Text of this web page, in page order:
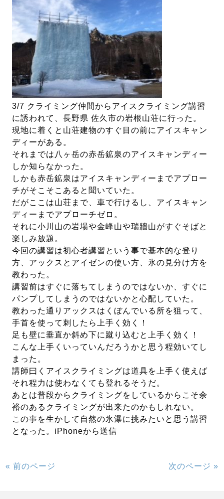
3/7 クライミング仲間からアイスクライミング講習
に誘われて、長野県 佐久市の岩根山荘に行った。
現地に着くと山荘建物のすぐ目の前にアイスキャン
ディーがある。
それまでは八ヶ岳の赤岳鉱泉のアイスキャンディー
しか知らなかった。
しかも赤岳鉱泉はアイスキャンディーまでアプロー
チがそこそこあると聞いていた。
だがここは山荘まで、車で行けるし、アイスキャン
ディーまでアプローチゼロ。
それに小川山の岩場や金峰山や瑞牆山がすぐそばと
楽しみ放題。
今回の講習は初心者講習という事で基本的な登り
方、アックスとアイゼンの使い方、氷の見分け方を
教わった。
講習前はすぐに落ちてしまうのではないか、すぐに
パンプしてしまうのではないかと心配していた。
教わった通りアックスはくぼんでいる所を狙って、
手首を使って刺したら上手く効く！
足も壁に垂直か斜め下に蹴り込むと上手く効く！
こんな上手くいっていんだろうかと思う程効いてし
まった。
講師曰くアイスクライミングは道具を上手く使えば
それ程力は使わなくても登れるそうだ。
あとは普段からクライミングをしているからこそ余
裕のあるクライミングが出来たのかもしれない。
この事を生かして自然の氷瀑に挑みたいと思う講習
となった。iPhoneから送信
« 前のページ 次のページ »